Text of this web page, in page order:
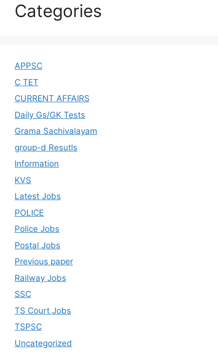
Categories
APPSC
C TET
CURRENT AFFAIRS
Daily Gs/GK Tests
Grama Sachivalayam
group-d Resutls
Information
KVS
Latest Jobs
POLICE
Police Jobs
Postal Jobs
Previous paper
Railway Jobs
SSC
TS Court Jobs
TSPSC
Uncategorized